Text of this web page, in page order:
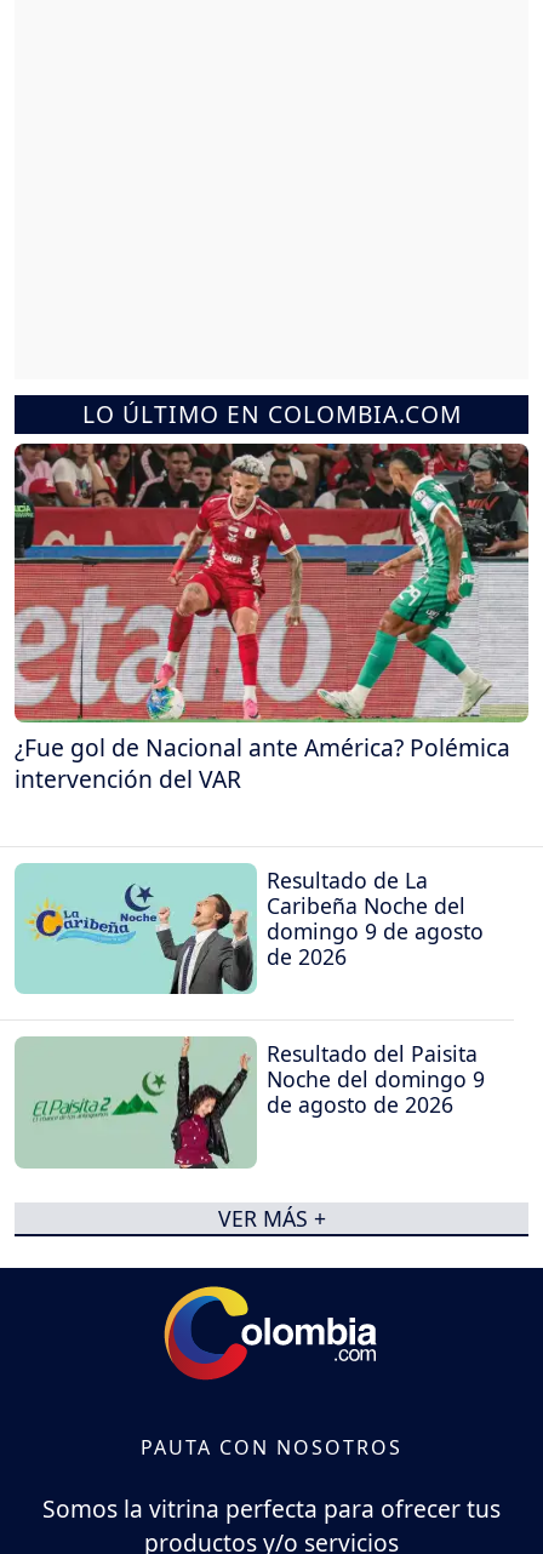
LO ÚLTIMO EN COLOMBIA.COM
¿Fue gol de Nacional ante América? Polémica
intervención del VAR
Resultado de La
Caribeña Noche del
domingo 9 de agosto
de 2026
Resultado del Paisita
Noche del domingo 9
de agosto de 2026
VER MÁS +
PAUTA CON NOSOTROS
Somos la vitrina perfecta para ofrecer tus
productos y/o servicios